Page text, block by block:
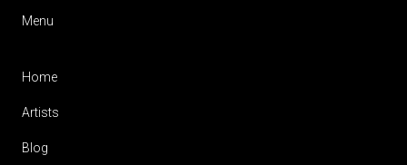
Menu
Home
Artists
Blog